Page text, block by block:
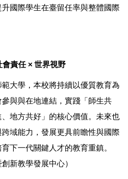
國際學生在臺留任率與整體國際
會責任 × 世界視野
大學，本校將持續以優質教育為
與與在地連結，實踐「師生共
地方共好」的核心價值。未來也
域能力，發展更具前瞻性與國際
下一代關鍵人才的教育重鎮。
新教學發展中心）